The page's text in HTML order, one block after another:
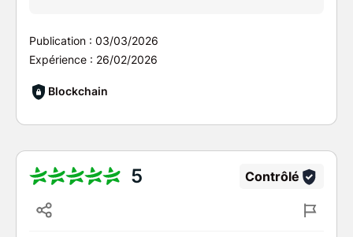
Publication : 03/03/2026
Expérience : 26/02/2026
Blockchain
5 Contrôlé